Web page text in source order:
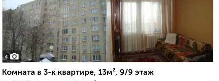
4
Комната в 3-к квартире, 13м², 9/9 этаж